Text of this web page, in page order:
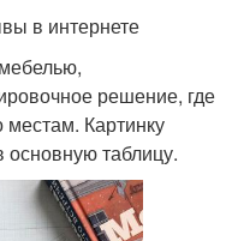
в интернете
решение, где
Картинку
основную таблицу.